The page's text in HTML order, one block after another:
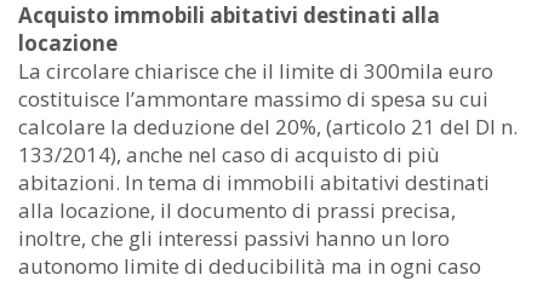
Acquisto immobili abitativi destinati alla
locazione
La circolare chiarisce che il limite di 300mila euro
costituisce l’ammontare massimo di spesa su cui
calcolare la deduzione del 20%, (articolo 21 del Dl n.
133/2014), anche nel caso di acquisto di più
abitazioni. In tema di immobili abitativi destinati
alla locazione, il documento di prassi precisa,
inoltre, che gli interessi passivi hanno un loro
autonomo limite di deducibilità ma in ogni caso